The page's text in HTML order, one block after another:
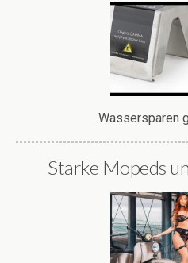
Wassersparen
Starke Mopeds